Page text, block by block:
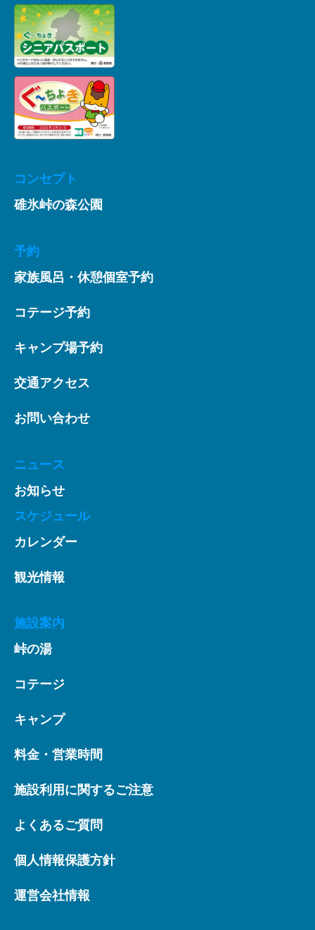
コンセプト
碓氷峠の森公園
予約
家族風呂・休憩個室予約
コテージ予約
キャンプ場予約
交通アクセス
お問い合わせ
ニュース
お知らせ
スケジュール
カレンダー
観光情報
施設案内
峠の湯
コテージ
キャンプ
料金・営業時間
施設利用に関するご注意
よくあるご質問
個人情報保護方針
運営会社情報